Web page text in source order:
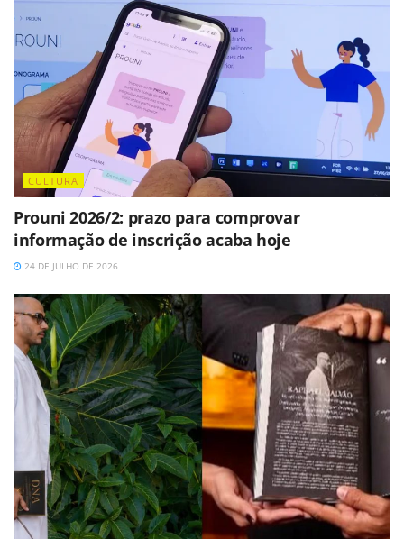
CULTURA
Prouni 2026/2: prazo para comprovar
informação de inscrição acaba hoje
24 DE JULHO DE 2026